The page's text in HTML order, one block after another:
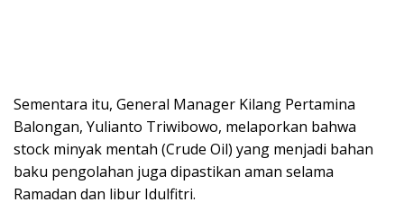
Sementara itu, General Manager Kilang Pertamina
Balongan, Yulianto Triwibowo, melaporkan bahwa
stock minyak mentah (Crude Oil) yang menjadi bahan
baku pengolahan juga dipastikan aman selama
Ramadan dan libur Idulfitri.